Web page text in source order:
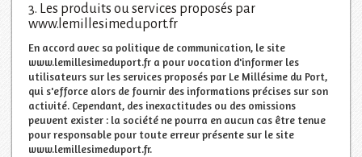
3. Les produits ou services proposés par
www.lemillesimeduport.fr
En accord avec sa politique de communication, le site
www.lemillesimeduport.fr a pour vocation d'informer les
utilisateurs sur les services proposés par Le Millésime du Port,
qui s'efforce alors de fournir des informations précises sur son
activité. Cependant, des inexactitudes ou des omissions
peuvent exister : la société ne pourra en aucun cas être tenue
pour responsable pour toute erreur présente sur le site
www.lemillesimeduport.fr.